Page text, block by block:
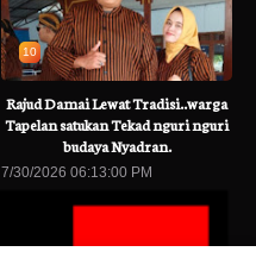
10
Rajud Damai Lewat Tradisi..warga
Tapelan satukan Tekad nguri nguri
budaya Nyadran.
7/30/2026 06:13:00 PM